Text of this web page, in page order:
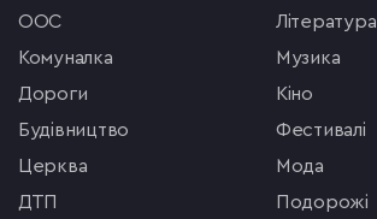
ООС
комуналка
Дороги
будівництво
церква
ДТП
література
музика
кіно
фестивалі
мода
подорожі